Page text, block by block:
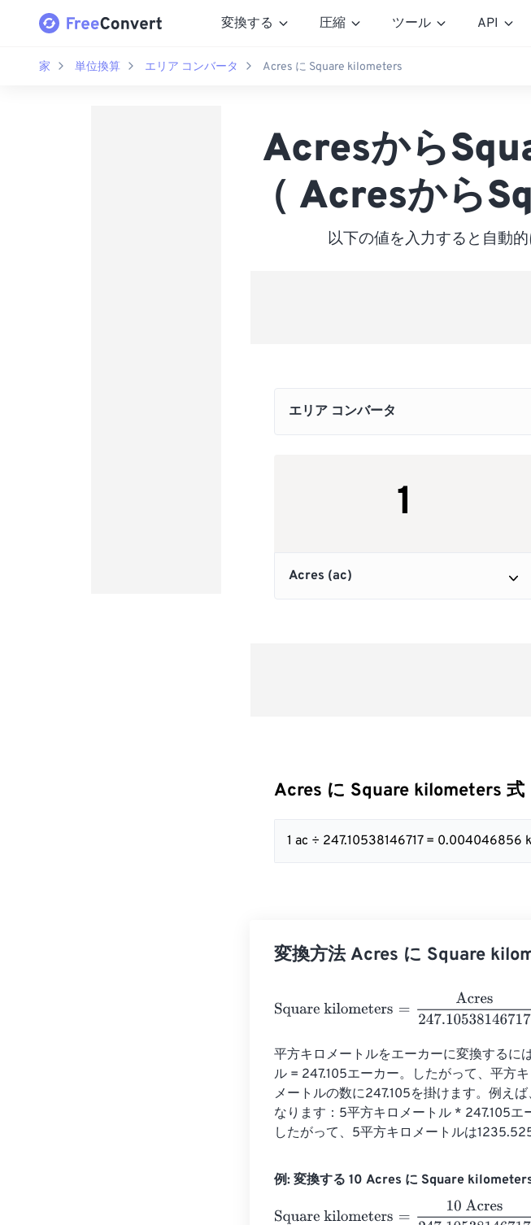
変換する 圧縮 ツール API
家 単位換算 エリア コンバータ Acres に Square kilometers
Acresから
（ Acresから
以下の値を入力すると自動
Acres に Square kilometers 式
1 ac ÷ 247.10538146717 = 0.004046856
変換方法 Acres に Square
Square kilometers 247.10538146717
平方キロメートルをエーカーに変換するに
ル = 247.105エーカー。したがって、平方
メートルの数に247.105を掛けます。例え
なります：5平方キロメートル * 247.105エ
したがって、5平方キロメートルは
例: 変換する 10 Acres に Square
Square kilometers